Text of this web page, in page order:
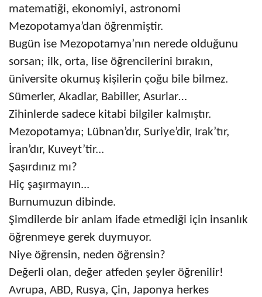
matematiği, ekonomiyi, astronomi
Mezopotamya’dan öğrenmiştir.
Bugün ise Mezopotamya’nın nerede olduğunu
sorsan; ilk, orta, lise öğrencilerini bırakın,
üniversite okumuş kişilerin çoğu bile bilmez.
Sümerler, Akadlar, Babiller, Asurlar…
Zihinlerde sadece kitabi bilgiler kalmıştır.
Mezopotamya; Lübnan’dır, Suriye’dir, Irak’tır,
İran’dır, Kuveyt’tir...
Şaşırdınız mı?
Hiç şaşırmayın...
Burnumuzun dibinde.
Şimdilerde bir anlam ifade etmediği için insanlık
öğrenmeye gerek duymuyor.
Niye öğrensin, neden öğrensin?
Değerli olan, değer atfeden şeyler öğrenilir!
Avrupa, ABD, Rusya, Çin, Japonya herkes